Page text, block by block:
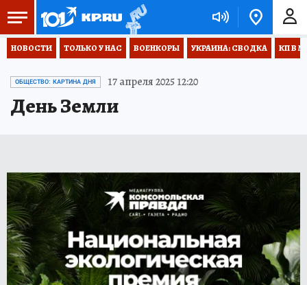
НОВОСТИ ТОЛЬКО У НАС ВОЕНКОРЫ УКРАИНА: СВОДКА КП В
ОБЩЕСТВО: КАРТИНА ДНЯ 17 апреля 2025 12:20
День Земли